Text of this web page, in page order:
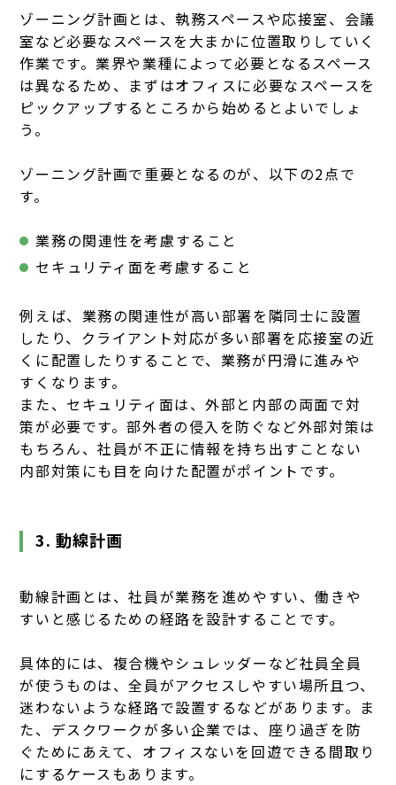
ゾーニング計画とは、執務スペースや応接室、会議
室など必要なスペースを大まかに位置取りしていく
作業です。業界や業種によって必要となるスペース
は異なるため、まずはオフィスに必要なスペースを
ピックアップするところから始めるとよいでしょ
う。
ゾーニング計画で重要となるのが、以下の2点で
す。
業務の関連性を考慮すること
セキュリティ面を考慮すること
例えば、業務の関連性が高い部署を隣同士に設置
したり、クライアント対応が多い部署を応接室の近
くに配置したりすることで、業務が円滑に進みや
すくなります。
また、セキュリティ面は、外部と内部の両面で対
策が必要です。部外者の侵入を防ぐなど外部対策は
もちろん、社員が不正に情報を持ち出すことない
内部対策にも目を向けた配置がポイントです。
3. 動線計画
動線計画とは、社員が業務を進めやすい、働きや
すいと感じるための経路を設計することです。
具体的には、複合機やシュレッダーなど社員全員
が使うものは、全員がアクセスしやすい場所且つ、
迷わないような経路で設置するなどがあります。ま
た、デスクワークが多い企業では、座り過ぎを防
ぐためにあえて、オフィスないを回遊できる間取り
にするケースもあります。